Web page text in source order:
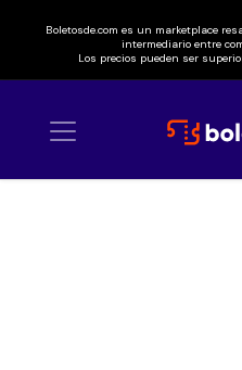
Boletosde.com es un marketplace
intermediario entre
Los precios pueden ser